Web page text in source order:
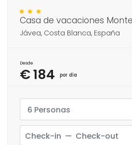
Casa de vacaciones
Jávea, Costa Blanca, España
Desde
€ 184 por día
6 Personas